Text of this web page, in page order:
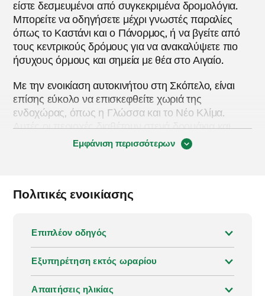
είστε δεσμευμένοι από συγκεκριμένα δρομολόγια.
Μπορείτε να οδηγήσετε μέχρι γνωστές παραλίες
όπως το Καστάνι και ο Πάνορμος, ή να βγείτε από
τους κεντρικούς δρόμους για να ανακαλύψετε πιο
ήσυχους όρμους και σημεία με θέα στο Αιγαίο.
Με την ενοικίαση αυτοκινήτου στη Σκόπελο, είναι
επίσης εύκολο να επισκεφθείτε χωριά της
ενδοχώρας, όπως η Γλώσσα και το Νέο Κλίμα.
Αυτές οι περιοχές διαθέτουν στενά δρομάκια και
τοπικές ταβέρνες, προσφέροντάς σας μια πιο
αυθεντική εικόνα του νησιού, μακριά από τις πιο
περιορισμένα, ειδικά εκτός της περιόδου αιχμής. Για
Σκόπελος είναι μικρή αλλά ποικιλόμορφη και αν
διαθέτετε δικό σας όχημα, είναι πολύ πιο εύκολο να
εξερευνήσετε ελεύθερα τις παραλίες, τα χωριά και τα
κρυμμένα σημεία με θέα της.
Εμφάνιση περισσότερων
Πολιτικές ενοικίασης
Επιπλέον οδηγός
Εξυπηρέτηση εκτός ωραρίου
Απαιτήσεις ηλικίας